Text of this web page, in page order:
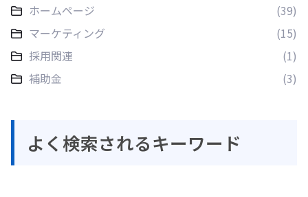
ホームページ
(39)
マーケティング
(15)
採用関連
(1)
補助金
(3)
よく検索されるキーワード